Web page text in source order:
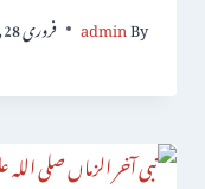
By
admin فروری 28, 2018